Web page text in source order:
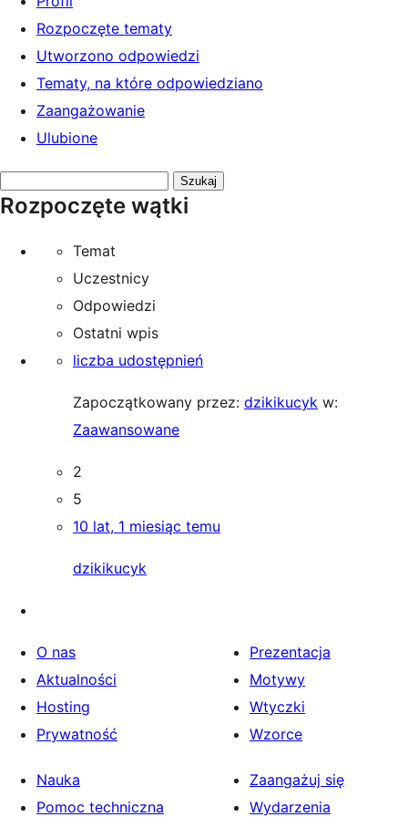
Rozpoczęte tematy
Utworzono odpowiedzi
Tematy, na które odpowiedziano
Zaangażowanie
Ulubione
tematy:
Rozpoczęte wątki
Temat
Uczestnicy
Odpowiedzi
Ostatni wpis
liczba udostępnień
Zapoczątkowany przez: dzikikucyk w:
Zaawansowane
2
5
10 lat, 1 miesiąc temu
dzikikucyk
O nas
Aktualności
Hosting
Prywatność
Prezentacja
Motywy
Wtyczki
Wzorce
Nauka
Pomoc techniczna
Zaangażuj się
Wydarzenia